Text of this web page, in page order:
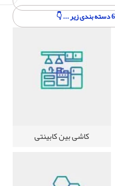
کاشی بین کابینتی